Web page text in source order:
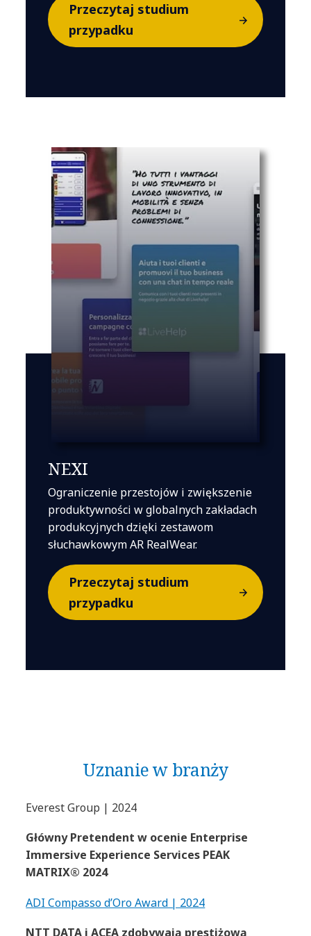
Przeczytaj studium
przypadku
NEXI
Ograniczenie przestojów i zwiększenie
produktywności w globalnych zakładach
produkcyjnych dzięki zestawom
słuchawkowym AR RealWear.
Przeczytaj studium
przypadku
Uznanie w branży
Everest Group | 2024
Główny Pretendent w ocenie Enterprise
Immersive Experience Services PEAK
MATRIX® 2024
ADI Compasso d’Oro Award | 2024
NTT DATA i ACEA zdobywają prestiżową